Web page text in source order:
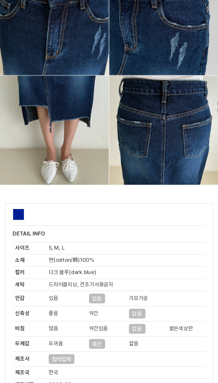
DETAIL INFO
사이즈
S, M, L
소재
면(cotton/棉)100%
컬러
다크 블루(dark blue)
세탁
드라이클리닝, 건조기사용금지
안감 있음 없음 기모가공
신축성 좋음 약간 없음
비침 많음 약간있음 없음 밝은색상만
두께감 두꺼움 중간 얇음
제조사 협력업체
제조국
한국